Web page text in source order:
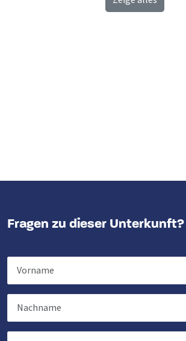
Fragen zu dieser Unterkunft?